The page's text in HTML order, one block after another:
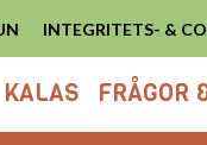
INTEGRITETS- &
KALAS FRÅGOR